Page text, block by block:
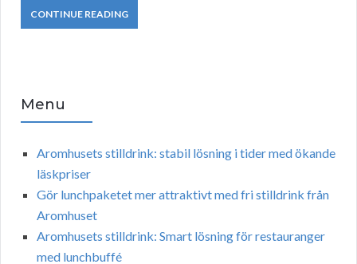
CONTINUE READING
Menu
Aromhusets stilldrink: stabil lösning i tider med ökande
läskpriser
Gör lunchpaketet mer attraktivt med fri stilldrink från
Aromhuset
Aromhusets stilldrink: Smart lösning för restauranger
med lunchbuffé